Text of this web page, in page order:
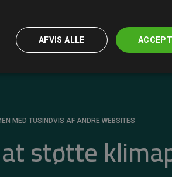
MED TUSINDVIS AF ANDRE WEBSITES
støtte
AFVIS ALLE